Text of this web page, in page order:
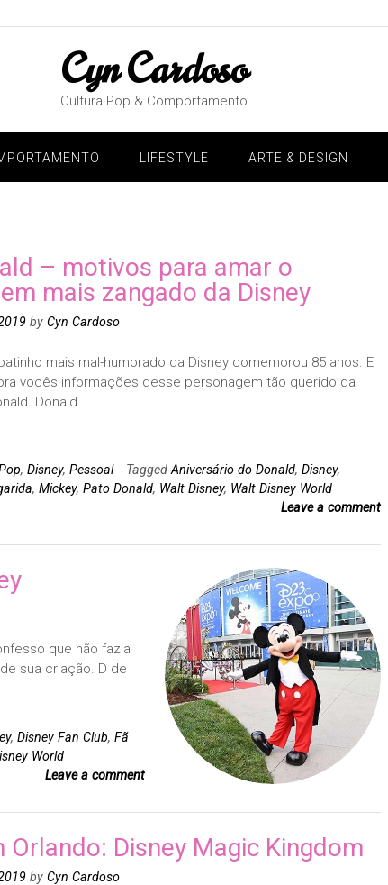
Cyn Cardoso
Cultura Pop & Comportamento
LIFESTYLE ARTE & DESIGN
– motivos para amar o
mais zangado da Disney
by Cyn Cardoso
mais mal-humorado da Disney comemorou 85 anos. E
vocês informações desse personagem tão querido da
Donald
, Disney, Pessoal Tagged Aniversário do Donald, Disney,
, Mickey, Pato Donald, Walt Disney, Walt Disney World
Leave a comment
que não fazia
sua criação. D de
, Disney Fan Club, Fã
World
Leave a comment
Orlando: Disney Magic Kingdom
by Cyn Cardoso